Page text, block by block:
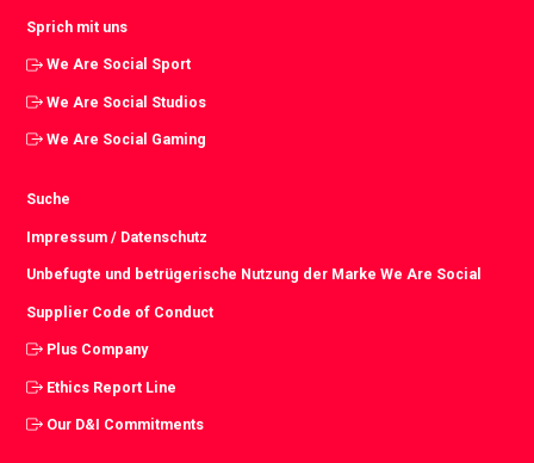
Sprich mit uns
We Are Social Sport
We Are Social Studios
We Are Social Gaming
Suche
Impressum / Datenschutz
Unbefugte und betrügerische Nutzung der Marke We Are Social
Supplier Code of Conduct
Plus Company
Ethics Report Line
Our D&I Commitments